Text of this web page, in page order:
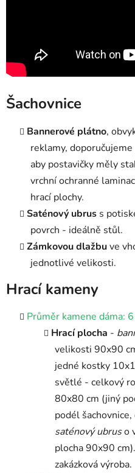
Šachovnice
Bannerové plátno,
reklamy,
aby postavičky měly
vrchní ochranné
hrací plochy.
Saténový ubrus s
povrch - ideálně stůl.
Zámkovou dlažbuve
jednotlivé velikosti.
Hrací kameny
Průměr kamene dáma:
Hrací plocha -
velikosti 90x90
jedné kostky
světlé - celkový
80x80 cm (jiný
podél
saténový ubruso
plocha 90x90
zakázková výroba.